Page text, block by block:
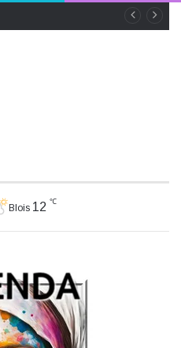
Blois 12 ℃